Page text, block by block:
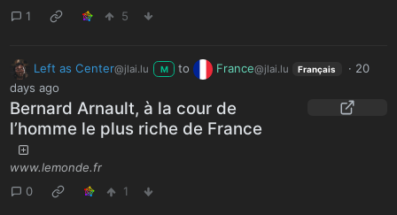
1
5
Left as Center@jlai.lu M to France@jlai.lu Français · 20
days ago
Bernard Arnault, à la cour de
l’homme le plus riche de France
www.lemonde.fr
0
1